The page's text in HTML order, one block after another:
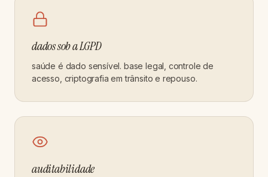
dados sob a LGPD
saúde é dado sensível. base legal, controle de
acesso, criptografia em trânsito e repouso.
auditabilidade